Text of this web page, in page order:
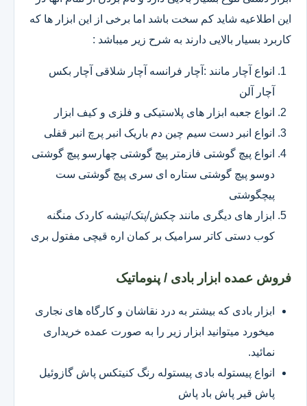
این اطلاعیه شاید کم سخت باشد اما برخی از این ابزار ها که
کاربرد بسیار بالایی دارند به شرح زیر میباشد :
انواع آچار مانند :آچار فرانسه آچار شلاقی آچار بکس
آچار آلن
انواع جعبه ابزار های پلاستیکی و فلزی و کیف ابزار
انواع انبر دست سیم چین دم باریک انبر پرچ انبر قفلی
انواع پیچ گوشتی فازمتر پیچ گوشتی چهارسو پیچ گوشتی
دوسو پیچ گوشتی ستاره ای سری پیچ گوشتی ست
پیچگوشتی
ابزار های دیگری مانند چکش/پتک/تیشه کاردک منگنه
کوب دستی کاتر سرامیک بر کمان اره قیچی مفتول بری
فروش عمده ابزار بادی / پنوماتیک
ابزار بادی که بیشتر به درد نقاشان و کارگاه های نجاری
میخورد میتوانید ابزار زیر را به صورت عمده خریداری
نمائید.
انواع پیستوله بادی پیستوله رنگ کنیتکس پاش گازوئیل
پاش قیر پاش باد پاش